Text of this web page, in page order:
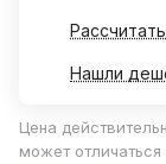
Нашли
Цена
может